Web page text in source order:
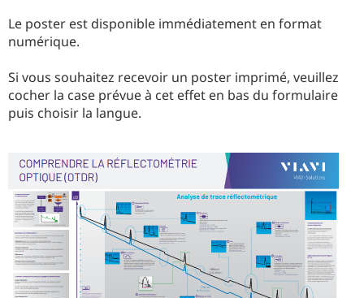
Le poster est disponible immédiatement en format
numérique.
Si vous souhaitez recevoir un poster imprimé, veuillez
cocher la case prévue à cet effet en bas du formulaire
puis choisir la langue.